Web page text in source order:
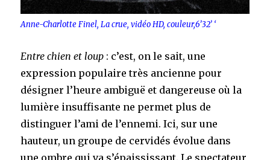
Anne-Charlotte Finel, La crue, vidéo HD, couleur,6’32’ ‘
Entre chien et loup : c’est, on le sait, une
expression populaire très ancienne pour
désigner l’heure ambiguë et dangereuse où la
lumière insuffisante ne permet plus de
distinguer l’ami de l’ennemi. Ici, sur une
hauteur, un groupe de cervidés évolue dans